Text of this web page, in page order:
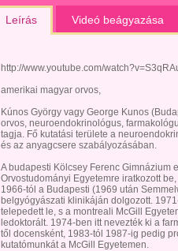
Leírás Videó beágyazása
http://www.youtube.com/
amerikai magyar orvos,
Kúnos György vagy George Kunos
orvos, neuroendokrinológus,
tagja. Fő kutatási területe a
és az anyagcsere szabályozásában.
A budapesti Kölcsey Ferenc Gimnázium
Orvostudományi Egyetemre iratkozott
1966-tól a Budapesti (1969 után
belgyógyászati klinikáján dolgozott.
telepedett le, s a montreali McGill
ledoktorált. 1974-ben itt nevezték ki a
től docensként, 1983-tól 1987-ig pedig
kutatómunkát a McGill Egyetemen.